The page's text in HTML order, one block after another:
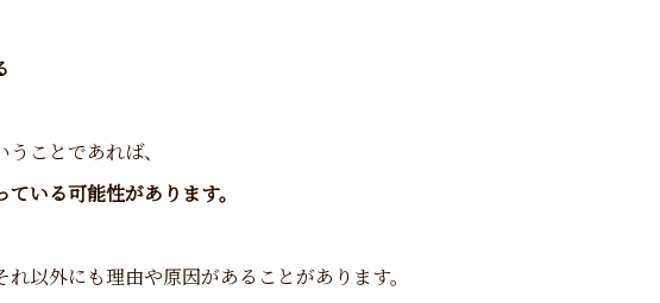
うことであれば、
いる可能性があります。
以外にも理由や原因があることがあります。